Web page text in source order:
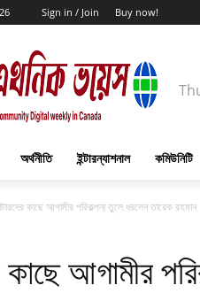
Sign in / Join Buy now!
অর্থনীতি ইন্টারন্যাশনাল কমিউনিটি
কাছে আগামীর পরিকল্পনা তুলে ধরলেন তারেক রহমান
কাছে আগামীর